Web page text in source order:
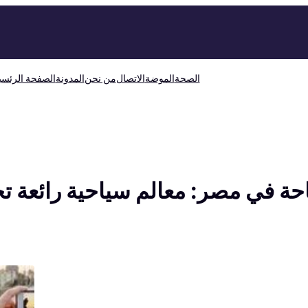
الصفحةالمدونةمن نحنالاتصالالموضةالصحة
في مصر: معالم سياحية رائعة